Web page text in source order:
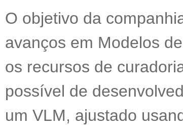
O objetivo da
avanços em Modelos
os recursos de
possível de
um VLM, ajustado